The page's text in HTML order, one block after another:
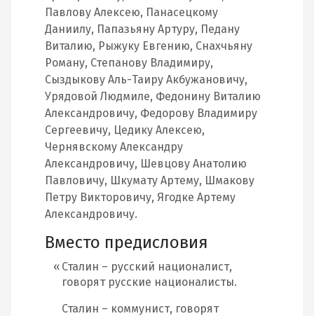
Павлову Алексею, Панасецкому
Даниилу, Папазьяну Артуру, Педану
Виталию, Рыжуку Евгению, Снахчьяну
Роману, Степанову Владимиру,
Сыздыкову Аль-Таиру Акбужановичу,
Урядовой Людмиле, Федонину Виталию
Александровичу, Федорову Владимиру
Сергеевичу, Цедику Алексею,
Чернявскому Александру
Александровичу, Шевцову Анатолию
Павловичу, Шкумату Артему, Шмакову
Петру Викторовичу, Ягодке Артему
Александровичу.
Вместо предисловия
Сталин – русский националист,
говорят русские националисты.
Сталин – коммунист, говорят